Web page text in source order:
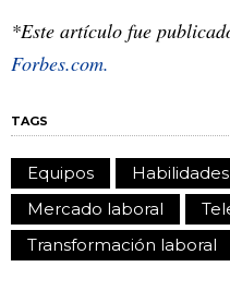
*Este artículo fue
Forbes.com.
TAGS
Equipos
Mercado laboral
Transformación laboral